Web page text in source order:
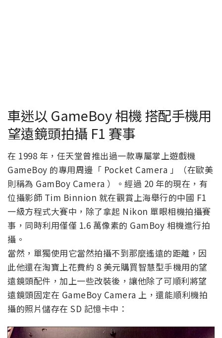
車迷以 GameBoy 相機 搭配手機用
望遠鏡頭拍攝 F1 賽事
在 1998 年，任天堂曾推出過一款專屬掌上遊戲機
GameBoy 的專用周邊「 Pocket Camera 」（在歐美
則稱為 GamBoy Camera ）。經過 20 年的現在，有
位攝影師 Tim Binnion 就在觀賞上海舉行的中國 F1
一級方程式大賽中，除了拿起 Nikon 單眼相機拍攝賽
事，同時利用僅僅 1.6 萬像素的 GamBoy 相機進行拍
攝。
當然，單獨使用它當然拍攝不到那麼遙遠的距離，因
此他還在淘寶上花費約 8 美元購買智慧型手機用的望
遠鏡頭配件，加上一些改裝後，讓他除了可順利將望
遠鏡頭固定在 GameBoy Camera 上，還能順利機拍
攝的照片儲存在 SD 記憶卡中：